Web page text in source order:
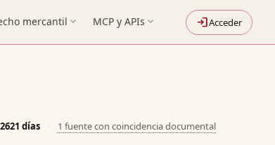
mercantil expand_more MCP y APIs expand_more loginAcceder
2621 días · 1 fuente con coincidencia documental